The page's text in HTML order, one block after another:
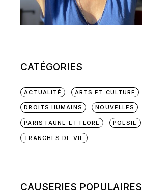
CATÉGORIES
ACTUALITÉ ARTS ET CULTURE
DROITS HUMAINS NOUVELLES
PARIS FAUNE ET FLORE POÉSIE
TRANCHES DE VIE
CAUSERIES POPULAIRES